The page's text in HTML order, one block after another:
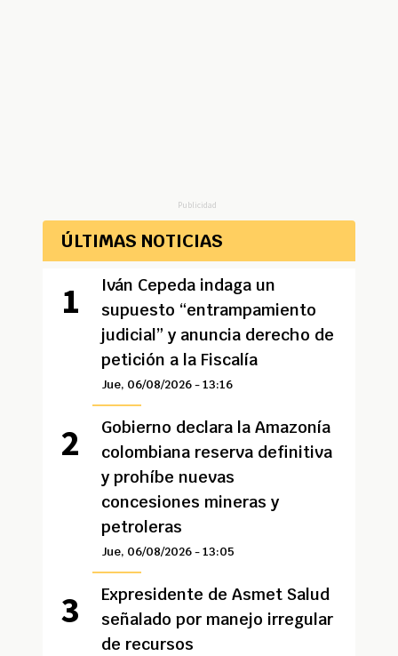
Publicidad
ÚLTIMAS NOTICIAS
Iván Cepeda indaga un
supuesto “entrampamiento
judicial” y anuncia derecho de
petición a la Fiscalía
Jue, 06/08/2026 - 13:16
Gobierno declara la Amazonía
colombiana reserva definitiva
y prohíbe nuevas
concesiones mineras y
petroleras
Jue, 06/08/2026 - 13:05
Expresidente de Asmet Salud
señalado por manejo irregular
de recursos